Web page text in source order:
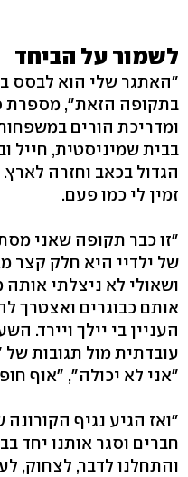
לשמור על הביחד
"האתגר שלי הוא לבסס
בתקופה הזאת", מספרת
ומדריכת הורים
הגדול בכאב וחזרה
זמין לי כמו פעם.
"זו כבר תקופה שאני
של ילדיי היא חלק קצר
ושאולי לא ניצלתי
אותם כבוגרים ואצטרך
העניין בי יילך ויירד.
עובדתית מול תגובות
"אני לא יכולה", "אוף
"ואז הגיע נגיף
חברים וסגר אותנו יחד
והתחלנו לדבר, לצחוק,